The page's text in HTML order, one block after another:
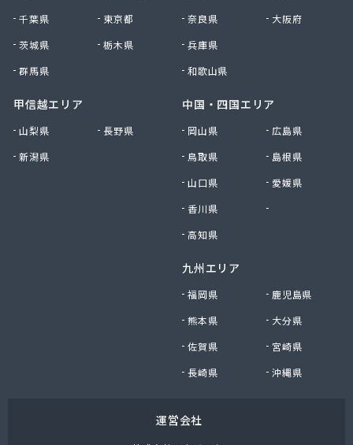
南国殖産株式会社 熊本支店ガス課
NXエネルギー九州株式会社 雲雀丘出張所
NXエネルギー九州株式会社 熊本営業所
業所
NXエネルギー九州株式会社 熊本北営業所
NXエネルギー九州株式会社 城北営業所
日豊興産株式会社 本社事務所
肥後協同ガス配送センター株式会社
福岡酸素株式会社八代出張所
野中石油プロパン有限会社
有限会社おざわ商会
千葉県
東京都
茨城県
栃木県
群馬県
甲信越エリア
山梨県
長野県
新潟県
奈良県
大阪府
兵庫県
和歌山県
中国・四国エリア
岡山県
広島県
鳥取県
島根県
山口県
愛媛県
香川県
高知県
九州エリア
福岡県
鹿児島県
熊本県
大分県
佐賀県
宮崎県
長崎県
沖縄県
運営会社